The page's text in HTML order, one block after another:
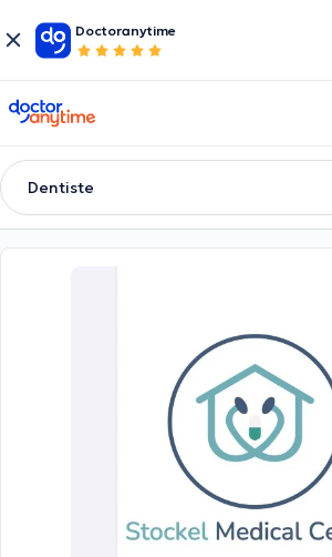
Doctoranytime
doctoranytime
Dentiste